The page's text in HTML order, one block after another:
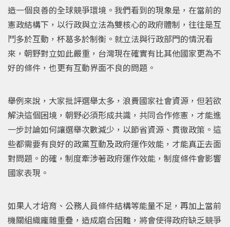
造一個良善的全球競爭環境。我們看到的現象是，在當前的
憲政結構下，以行政與立法為雙核心的政府體制，往往是互
鬥多於互動，杯葛多於制衡。就立法與行政部門的情況看
來，朝野對立如此嚴重，台灣現在確實有比其他國家更為不
好的條件，也更有互動界面不良的問題。
舉例來說，大家批評選舉太多，浪費國家社會資源，但若欲
解決這個困境，朝野必須形成共識，共同合作修憲，才能進
一步討論如何讓選舉次數減少，以節省資源、貫徹政策。這
些都需要有良好的政黨互動及政府運作效能，才能真正去面
對問題。的確，制度牽涉著政府運作效能，制度條件會影響
國家表現。
如果人才培育、公務人員條件結構等能量不足，再加上當前
機關組織龐雜重疊，造成磨合困難，將會使得政府缺乏競爭